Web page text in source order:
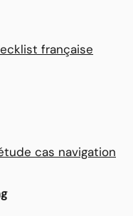
française
cas navigation